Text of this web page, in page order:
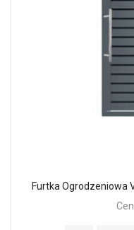
Furtka Ogrodzeniowa